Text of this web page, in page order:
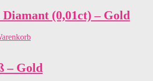
(0,01ct) – Gold
– Gold